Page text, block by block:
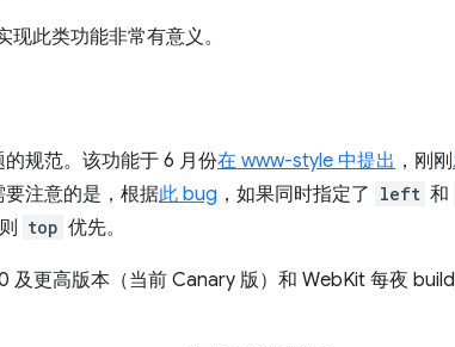
现此类功能非常有意义。
规范。该功能于 6 月份在 www-style 中提出 ，刚刚
注意的是，根据此 bug ，如果同时指定了 left 和
top 优先。
及更高版本（当前 Canary 版）和 WebKit 每夜 build